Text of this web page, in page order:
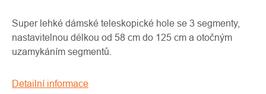
je
0,0
z
hvězdiček.
Super lehké dámské teleskopické hole se 3 segmenty,
nastavitelnou délkou od 58 cm do 125 cm a otočným
uzamykáním segmentů.
Detailní informace